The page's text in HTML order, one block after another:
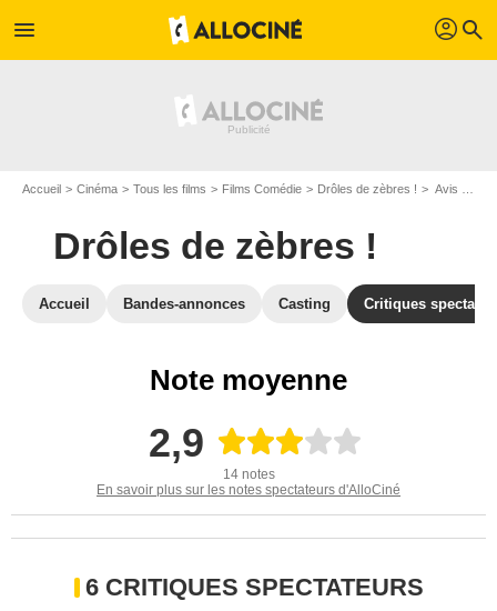
menu profil search
Accueil Cinéma Tous les films Films Comédie Drôles de zèbres ! Avis sur Drôles de zèbres !
Drôles de zèbres !
Accueil Bandes-annonces Casting Critiques
Note moyenne
2,9
14 notes
En savoir plus sur les notes spectateurs d'AlloCiné
6 CRITIQUES SPECTATEURS